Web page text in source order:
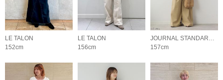
LE TALON
152cm
LE TALON
156cm
JOURNAL STANDARD relume LADYS
157cm